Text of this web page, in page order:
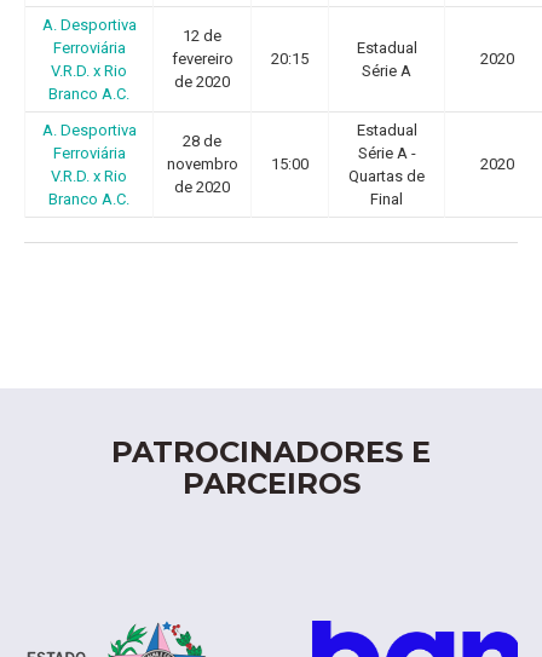
A. Desportiva
Ferroviária
V.R.D. x Rio
Branco A.C.
12 de
fevereiro
de 2020
20:15
Estadual
Série A
2020
A. Desportiva
Ferroviária
V.R.D. x Rio
Branco A.C.
28 de
novembro
de 2020
15:00
Estadual
Série A -
Quartas de
Final
2020
PATROCINADORES E
PARCEIROS